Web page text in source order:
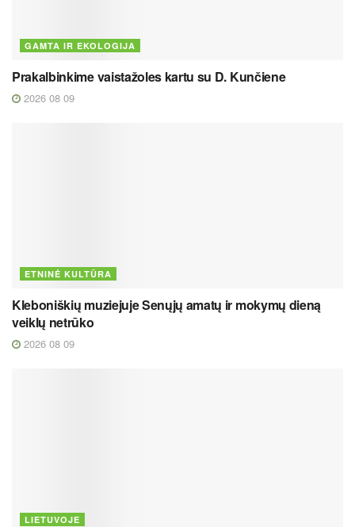
GAMTA IR EKOLOGIJA
Prakalbinkime vaistažoles kartu su D. Kunčiene
2026 08 09
ETNINĖ KULTŪRA
Kleboniškių muziejuje Senųjų amatų ir mokymų dieną
veiklų netrūko
2026 08 09
LIETUVOJE